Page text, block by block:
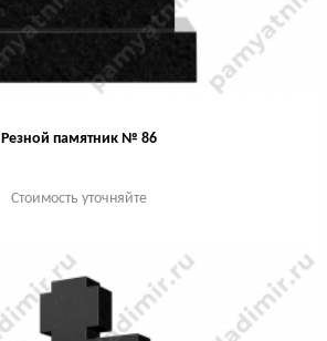
Резной памятник № 86
Стоимость уточняйте